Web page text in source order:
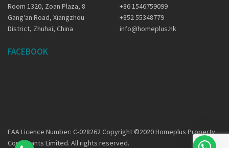
Room 1320, Zoan Plaza, 8
Gang'an Road, Xiangzhou
District, Zhuhai, China
+86 1546759099
+852 55348779
info@homeplus.hk
FACEBOOK
EAA Licence Number: C-028262 Copyright ©2020 Homeplus Property
Consultants Limited. All rights reserved.